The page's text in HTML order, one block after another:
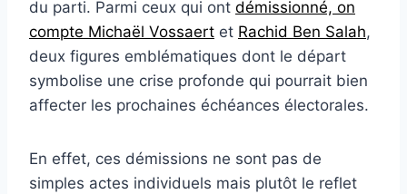
du parti. Parmi ceux qui ont démissionné, on
compte Michaël Vossaert et Rachid Ben Salah,
deux figures emblématiques dont le départ
symbolise une crise profonde qui pourrait bien
affecter les prochaines échéances électorales.
En effet, ces démissions ne sont pas de
simples actes individuels mais plutôt le reflet